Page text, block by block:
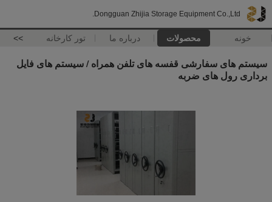
Dongguan Zhijia Storage Equipment Co.,Ltd.
خونه محصولات درباره ما تور کارخانه >>
سیستم های سفارشی قفسه های تلفن همراه / سیستم های فایل
برداری رول های ضربه